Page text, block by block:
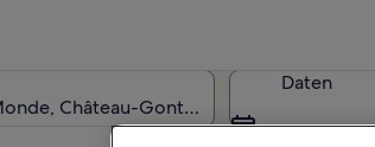
Daten